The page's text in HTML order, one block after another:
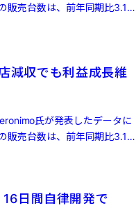
販売台数は、前年同期比3.1%
減収でも利益成長維
氏が発表したデータに
販売台数は、前年同期比3.1%
日間自律開発で